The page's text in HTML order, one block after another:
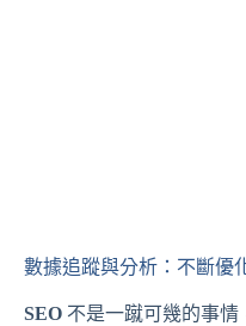
數據追蹤與分析：不斷優
SEO 不是一蹴可幾的事